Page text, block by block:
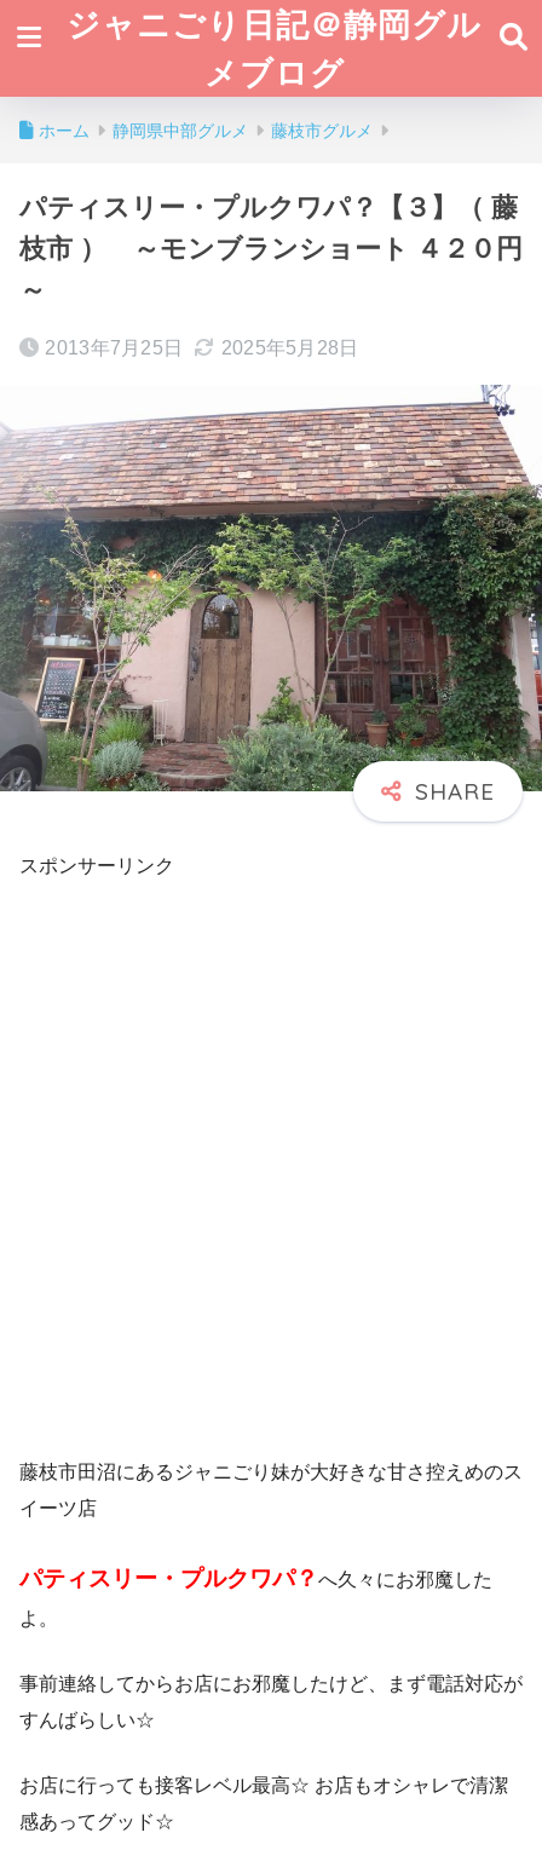
ジャニごり日記＠静岡グル
メブログ
ホーム 静岡県中部グルメ 藤枝市グルメ
パティスリー・プルクワパ？【３】（ 藤
枝市 ） ～モンブランショート ４２０円
～
2013年7月25日 2025年5月28日
スポンサーリンク
藤枝市田沼にあるジャニごり妹が大好きな甘さ控えめのス
イーツ店
パティスリー・プルクワパ？ へ久々にお邪魔した
よ。
事前連絡してからお店にお邪魔したけど、まず電話対応が
すんばらしい☆
お店に行っても接客レベル最高☆ お店もオシャレで清潔
感あってグッド☆